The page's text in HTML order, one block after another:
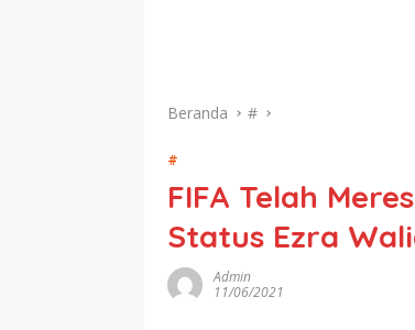
Beranda #
#
FIFA Telah
Status Ezra
Admin
11/06/2021